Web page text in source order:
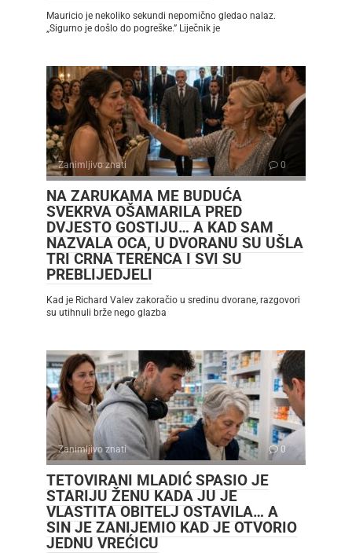
Mauricio je nekoliko sekundi nepomično gledao nalaz.
„Sigurno je došlo do pogreške.” Liječnik je
Zanimljivo znati 0
NA ZARUKAMA ME BUDUĆA
SVEKRVA OŠAMARILA PRED
DVJESTO GOSTIJU… A KAD SAM
NAZVALA OCA, U DVORANU SU UŠLA
TRI CRNA TERENCA I SVI SU
PREBLIJEDJELI
Kad je Richard Valev zakoračio u sredinu dvorane, razgovori
su utihnuli brže nego glazba
Zanimljivo znati 0
TETOVIRANI MLADIĆ SPASIO JE
STARIJU ŽENU KADA JU JE
VLASTITA OBITELJ OSTAVILA… A
SIN JE ZANIJEMIO KAD JE OTVORIO
JEDNU VREĆICU